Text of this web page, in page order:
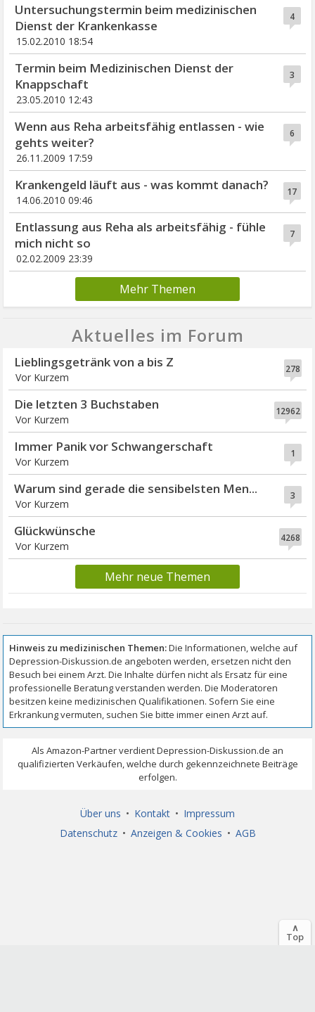
4
Untersuchungstermin beim medizinischen
Dienst der Krankenkasse
15.02.2010 18:54
3
Termin beim Medizinischen Dienst der
Knappschaft
23.05.2010 12:43
6
Wenn aus Reha arbeitsfähig entlassen - wie
gehts weiter?
26.11.2009 17:59
17
Krankengeld läuft aus - was kommt danach?
14.06.2010 09:46
7
Entlassung aus Reha als arbeitsfähig - fühle
mich nicht so
02.02.2009 23:39
Mehr Themen
Aktuelles im Forum
278
Lieblingsgetränk von a bis Z
Vor Kurzem
12962
Die letzten 3 Buchstaben
Vor Kurzem
1
Immer Panik vor Schwangerschaft
Vor Kurzem
3
Warum sind gerade die sensibelsten Men...
Vor Kurzem
4268
Glückwünsche
Vor Kurzem
Mehr neue Themen
Über uns • Kontakt • Impressum
Datenschutz • Anzeigen & Cookies • AGB
∧
Top